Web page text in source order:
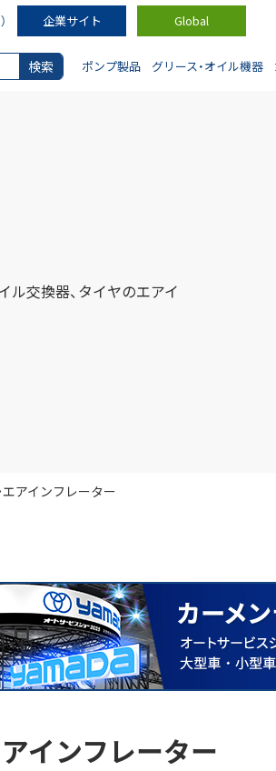
企業サイト Global
ポンプ製品 グリース・オイル機器
交換器、タイヤのエアイ
エアインフレーター
インフレーター